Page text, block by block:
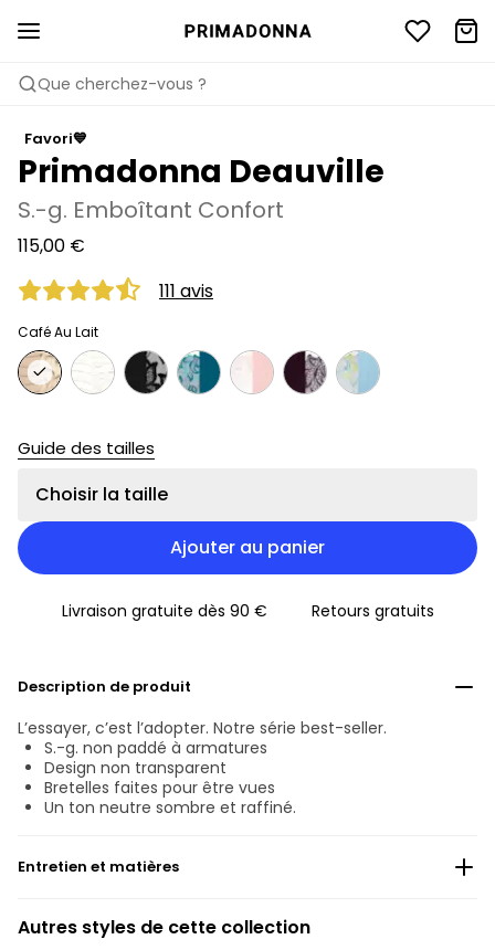
Que cherchez-vous ?
Favori💙
Primadonna Deauville
S.-g. Emboîtant Confort
115,00 €
111 avis
Café Au Lait
Guide des tailles
Choisir la taille
Ajouter au panier
Livraison gratuite dès 90 € Retours gratuits
Description de produit
L’essayer, c’est l’adopter. Notre série best-seller.
S.-g. non paddé à armatures
Design non transparent
Bretelles faites pour être vues
Un ton neutre sombre et raffiné.
Entretien et matières
Lavage professionnel exclu
Autres styles de cette collection